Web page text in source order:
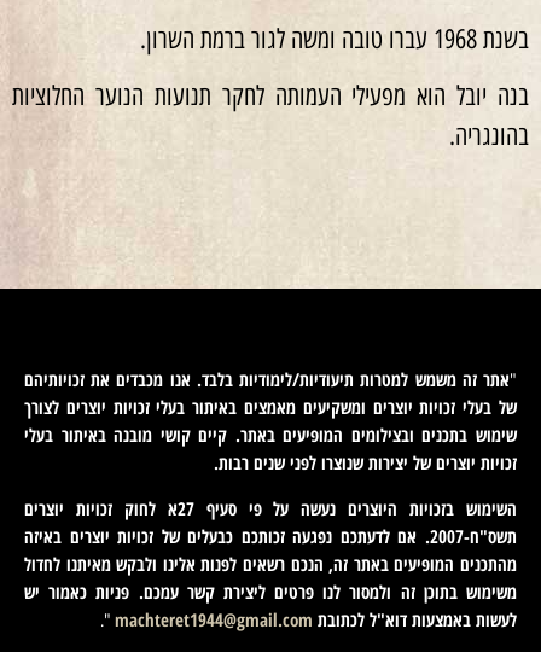
בשנת 1968 עברו טובה ומשה לגור ברמת השרון.
בנה יובל הוא מפעילי העמותה לחקר תנועות הנוער החלוציות
בהונגריה.
"אתר זה משמש למטרות תיעודיות/לימודיות בלבד. אנו מכבדים את זכויותיהם
של בעלי זכויות יוצרים ומשקיעים מאמצים באיתור בעלי זכויות יוצרים לצורך
שימוש בתכנים ובצילומים המופיעים באתר. קיים קושי מובנה באיתור בעלי
זכויות יוצרים של יצירות שנוצרו לפני שנים רבות.
השימוש בזכויות היוצרים נעשה על פי סעיף 27א לחוק זכויות יוצרים
תשס"ח-2007. אם לדעתכם נפגעה זכותכם כבעלים של זכויות יוצרים באיזה
מהתכנים המופיעים באתר זה, הנכם רשאים לפנות אלינו ולבקש מאיתנו לחדול
משימוש בתוכן זה ולמסור לנו פרטים ליצירת קשר עמכם. פניות כאמור יש
לעשות באמצעות דוא"ל לכתובת machteret1944@gmail.com
".